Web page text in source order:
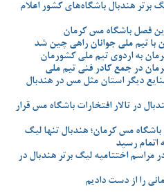
هندبال باشگاه‌های کشور اعلام
فصل باشگاه مس کرمان
با تیم ملی جوانان راهی چین شد
در جمع کادر فنی تیم ملی
دیگر استان مثل مس در هندبال
در تالار افتخارات باشگاه مس قرار
مس کرمان؛ هندبال تنها لیگ
اتمام رسید
مراسم اختتامیه لیگ برتر هندبال در
را از دست دادیم